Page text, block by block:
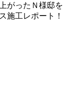
がったＮ様邸を
施工レポート！